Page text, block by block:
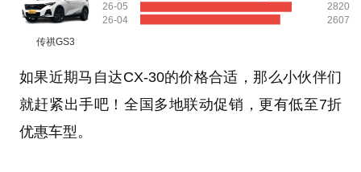
传祺GS3
26-05
26-04
2820
2607
如果近期马自达CX-30的价格合适，那么小伙伴们
就赶紧出手吧！全国多地联动促销，更有低至7折
优惠车型。